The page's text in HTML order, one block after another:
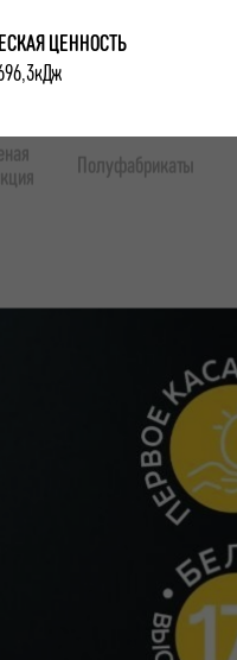
Полуфабрикаты
ЦЕННОСТЬ